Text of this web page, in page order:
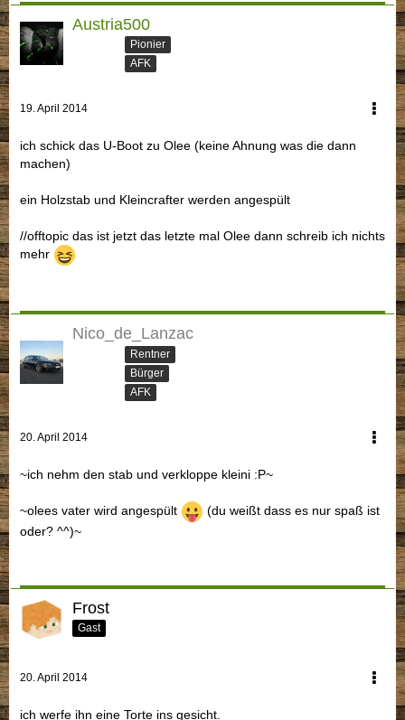
Austria500
Pionier
AFK
19. April 2014
ich schick das U-Boot zu Olee (keine Ahnung was die dann
machen)
ein Holzstab und Kleincrafter werden angespült
//offtopic das ist jetzt das letzte mal Olee dann schreib ich nichts
mehr
Nico_de_Lanzac
Rentner
Bürger
AFK
20. April 2014
~ich nehm den stab und verkloppe kleini :P~
~olees vater wird angespült
(du weißt dass es nur spaß ist
oder? ^^)~
Frost
Gast
20. April 2014
ich werfe ihn eine Torte ins gesicht.